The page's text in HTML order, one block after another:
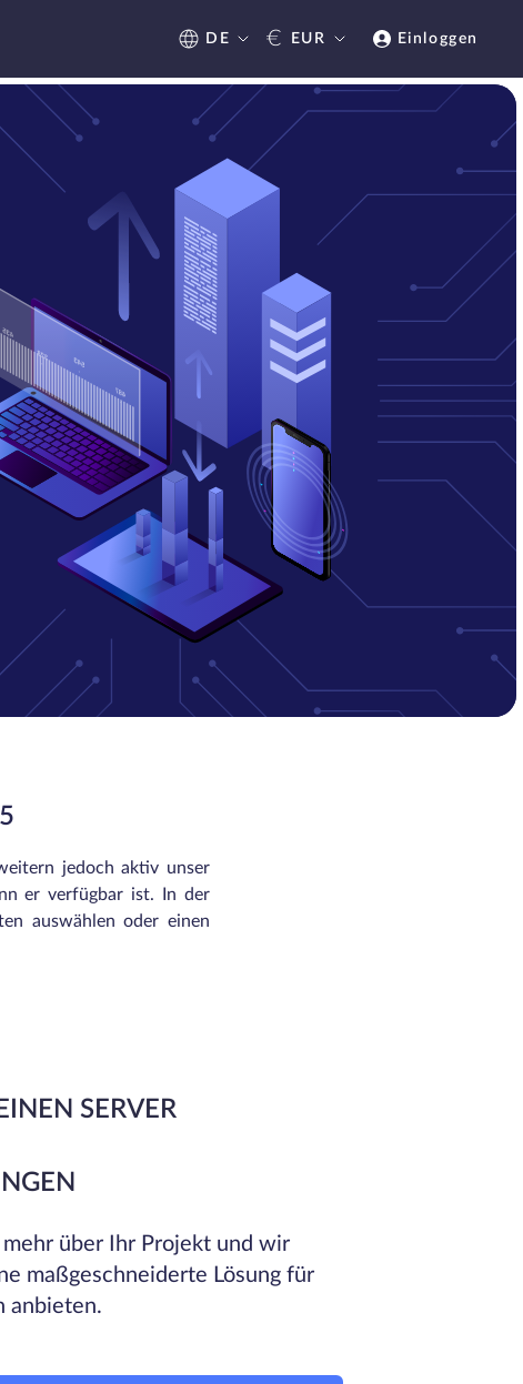
DE € EUR Einloggen
jedoch aktiv unser
er verfügbar ist. In der
auswählen oder einen
SERVER
mehr über Ihr Projekt und wir
maßgeschneiderte Lösung für
anbieten.